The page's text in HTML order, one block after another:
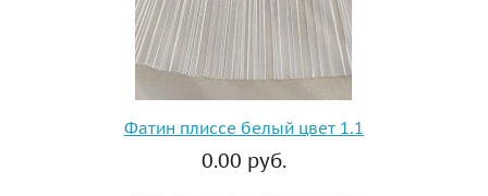
Фатин плиссе белый цвет 1.1
0.00 руб.